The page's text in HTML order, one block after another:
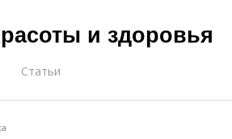
и здоровья
Статьи